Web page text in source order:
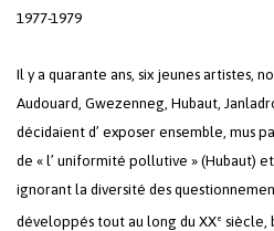
1977-1979
Il y a quarante ans, six jeunes artistes,
Audouard, Gwezenneg, Hubaut,
décidaient d’ exposer ensemble, mus
de « l’ uniformité pollutive » (Hubaut)
ignorant la diversité des
développés tout au long du XXe siècle,